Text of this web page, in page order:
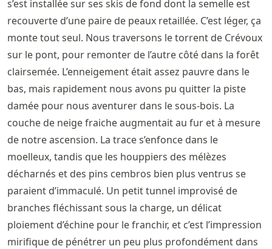
s’est installée sur ses skis de fond dont la semelle est
recouverte d’une paire de peaux retaillée. C’est léger, ça
monte tout seul. Nous traversons le torrent de Crévoux
sur le pont, pour remonter de l’autre côté dans la forêt
clairsemée. L’enneigement était assez pauvre dans le
bas, mais rapidement nous avons pu quitter la piste
damée pour nous aventurer dans le sous-bois. La
couche de neige fraiche augmentait au fur et à mesure
de notre ascension. La trace s’enfonce dans le
moelleux, tandis que les houppiers des mélèzes
décharnés et des pins cembros bien plus ventrus se
paraient d’immaculé. Un petit tunnel improvisé de
branches fléchissant sous la charge, un délicat
ploiement d’échine pour le franchir, et c’est l’impression
mirifique de pénétrer un peu plus profondément dans